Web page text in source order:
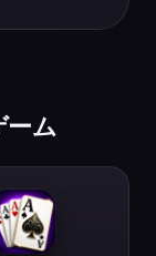
ム